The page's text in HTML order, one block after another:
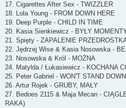
17. Cigarettes After Sex - TWIZZLER
18. Lola Young - FROM DOWN HERE
19. Deep Purple - CHILD IN TIME
20. Kasia Sienkiewicz - BYŁY
21. Spięty - ZAPALENIE
22. Jędrzej Wise & Kasia Nosowska -
23. Nosowska & Król - MOŻNA
24. Matylda / Łukasiewicz - KOCHANA
25. Peter Gabriel - WON'T STAND DOWN
26. Artur Rojek - GRUBY, MAŁY
27. Bedoes 2115 & Maja Mecan -
RAKA)